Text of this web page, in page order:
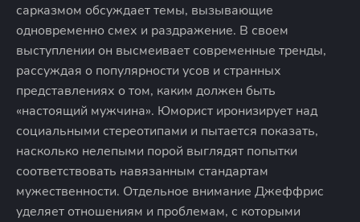
сарказмом обсуждает темы, вызывающие
одновременно смех и раздражение. В своем
выступлении он высмеивает современные тренды,
рассуждая о популярности усов и странных
представлениях о том, каким должен быть
«настоящий мужчина». Юморист иронизирует над
социальными стереотипами и пытается показать,
насколько нелепыми порой выглядят попытки
соответствовать навязанным стандартам
мужественности. Отдельное внимание Джеффрис
уделяет отношениям и проблемам, с которыми